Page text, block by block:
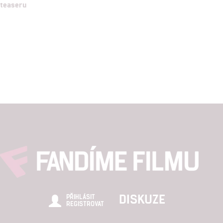
PŘIHLÁSIT
REGISTROVAT
DISKUZE